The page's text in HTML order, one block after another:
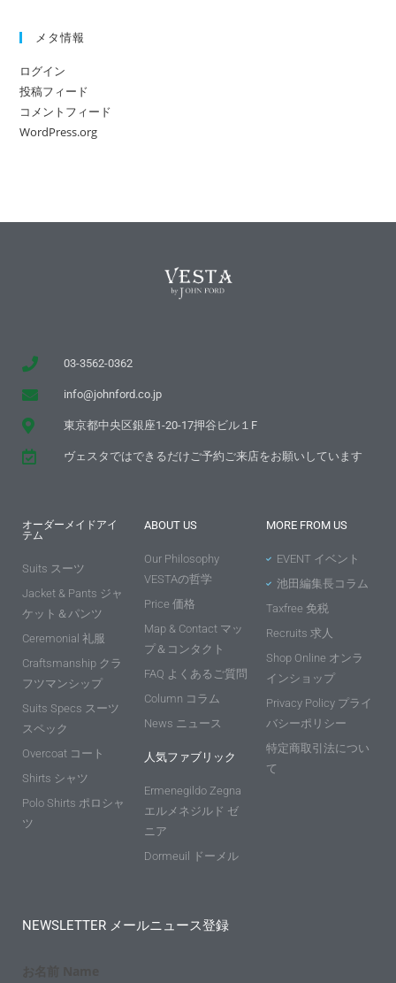
メタ情報
ログイン
投稿フィード
コメントフィード
WordPress.org
03-3562-0362
info@johnford.co.jp
東京都中央区銀座1-20-17押谷ビル１F
ヴェスタではできるだけご予約ご来店をお願いしています
オーダーメイドアイ
テム
Suits スーツ
Jacket & Pants ジャ
ケット＆パンツ
Ceremonial 礼服
Craftsmanship クラ
フツマンシップ
Suits Specs スーツ
スペック
Overcoat コート
Shirts シャツ
Polo Shirts ポロシャ
ツ
ABOUT US
Our Philosophy
VESTAの哲学
Price 価格
Map & Contact マッ
プ＆コンタクト
FAQ よくあるご質問
Column コラム
News ニュース
人気ファブリック
Ermenegildo Zegna
エルメネジルド ゼ
ニア
Dormeuil ドーメル
MORE FROM US
EVENT イベント
池田編集長コラム
Taxfree 免税
Recruits 求人
Shop Online オンラ
インショップ
Privacy Policy プライ
バシーポリシー
特定商取引法につい
て
NEWSLETTER メールニュース登録